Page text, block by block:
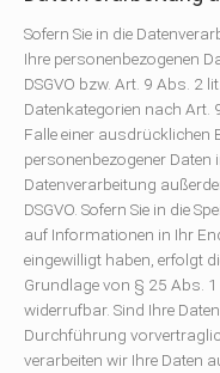
Sofern Sie in die
Ihre personenbezogenen
DSGVO bzw. Art. 9 Abs. 2
Datenkategorien nach Art.
Falle einer ausdrücklichen
personenbezogener
Datenverarbeitung
DSGVO. Sofern Sie in die
auf Informationen in Ihr
eingewilligt haben, erfolgt
Grundlage von § 25 Abs.
widerrufbar. Sind Ihre
Durchführung
verarbeiten wir Ihre Daten